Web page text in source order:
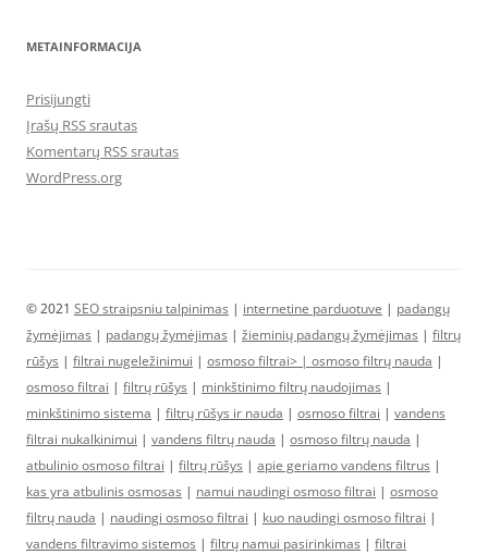
METAINFORMACIJA
Prisijungti
Įrašų RSS srautas
Komentarų RSS srautas
WordPress.org
© 2021 SEO straipsniu talpinimas | internetine parduotuve | padangų
žymėjimas | padangų žymėjimas | žieminių padangų žymėjimas | filtrų
rūšys | filtrai nugeležinimui | osmoso filtrai> | osmoso filtrų nauda |
osmoso filtrai | filtrų rūšys | minkštinimo filtrų naudojimas |
minkštinimo sistema | filtrų rūšys ir nauda | osmoso filtrai | vandens
filtrai nukalkinimui | vandens filtrų nauda | osmoso filtrų nauda |
atbulinio osmoso filtrai | filtrų rūšys | apie geriamo vandens filtrus |
kas yra atbulinis osmosas | namui naudingi osmoso filtrai | osmoso
filtrų nauda | naudingi osmoso filtrai | kuo naudingi osmoso filtrai |
vandens filtravimo sistemos | filtrų namui pasirinkimas | filtrai